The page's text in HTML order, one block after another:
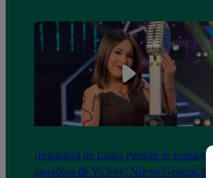
¡Imitadora de Laura Pausini se consagró
ganadora de Yo Soy: Nueva Generación!